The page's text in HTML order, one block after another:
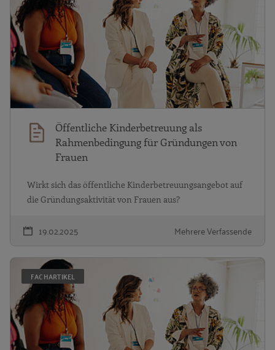
Öffentliche Kinderbetreuung als
Rahmenbedingung für Gründungen von
Frauen
Wirkt sich das öffentliche Kinderbetreuungsangebot auf
die Gründungsaktivität von Frauen aus?
19.02.2025 Mehrere Verfassende
FACHARTIKEL